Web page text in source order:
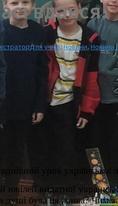
вдався!
Для учнів,Новини, Новини
урок української
ювілей видатної
душі була ця жінка? Чим